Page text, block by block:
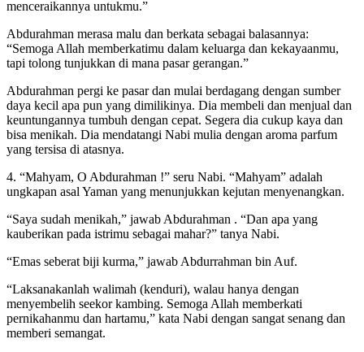
menceraikannya untukmu.”
Abdurahman merasa malu dan berkata sebagai balasannya:
“Semoga Allah memberkatimu dalam keluarga dan kekayaanmu,
tapi tolong tunjukkan di mana pasar gerangan.”
Abdurahman pergi ke pasar dan mulai berdagang dengan sumber
daya kecil apa pun yang dimilikinya. Dia membeli dan menjual dan
keuntungannya tumbuh dengan cepat. Segera dia cukup kaya dan
bisa menikah. Dia mendatangi Nabi mulia dengan aroma parfum
yang tersisa di atasnya.
4. “Mahyam, O Abdurahman !” seru Nabi. “Mahyam” adalah
ungkapan asal Yaman yang menunjukkan kejutan menyenangkan.
“Saya sudah menikah,” jawab Abdurahman . “Dan apa yang
kauberikan pada istrimu sebagai mahar?” tanya Nabi.
“Emas seberat biji kurma,” jawab Abdurrahman bin Auf.
“Laksanakanlah walimah (kenduri), walau hanya dengan
menyembelih seekor kambing. Semoga Allah memberkati
pernikahanmu dan hartamu,” kata Nabi dengan sangat senang dan
memberi semangat.